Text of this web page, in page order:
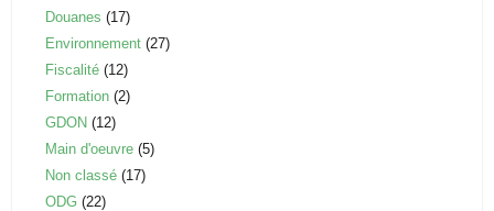
Douanes (17)
Environnement (27)
Fiscalité (12)
Formation (2)
GDON (12)
Main d'oeuvre (5)
Non classé (17)
ODG (22)